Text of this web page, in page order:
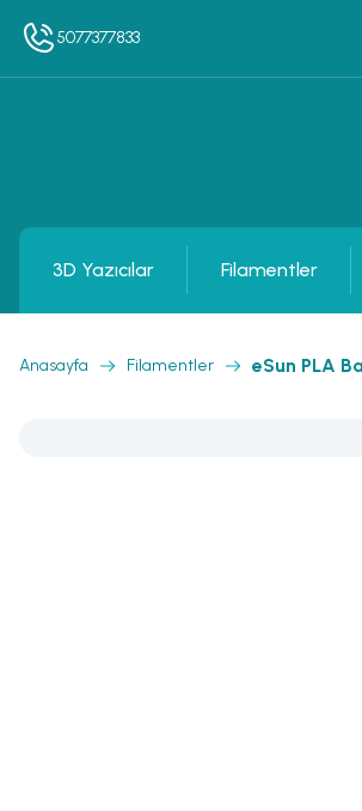
5077377833
3D Yazıcılar Filamentler
Anasayfa Filamentler eSun PLA